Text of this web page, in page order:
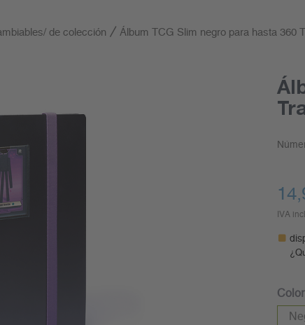
de colección Álbum TCG Slim negro para hasta 360
IVA